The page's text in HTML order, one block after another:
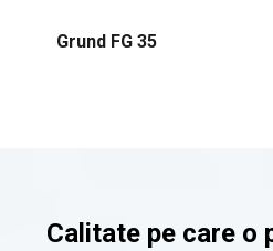
Grund FG 35
Calitate pe care o